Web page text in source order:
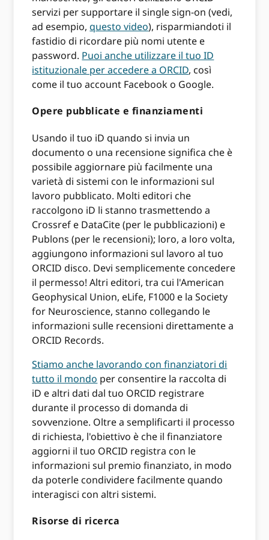
servizi per supportare il single sign-on (vedi,
ad esempio,questo video), risparmiandoti il ​​
fastidio di ricordare più nomi utente e
password. Puoi anche utilizzare il tuo ID
istituzionale per accedere a ORCID, così
come il tuo account Facebook o Google.
Opere pubblicate e finanziamenti
Usando il tuo iD quando si invia un
documento o una recensione significa che è
possibile aggiornare più facilmente una
varietà di sistemi con le informazioni sul
lavoro pubblicato. Molti editori che
raccolgono iD li stanno trasmettendo a
Crossref e DataCite (per le pubblicazioni) e
Publons (per le recensioni); loro, a loro volta,
aggiungono informazioni sul lavoro al tuo
ORCID disco. Devi semplicemente concedere
il permesso! Altri editori, tra cui l'American
Geophysical Union, eLife, F1000 e la Society
for Neuroscience, stanno collegando le
informazioni sulle recensioni direttamente a
ORCID Records.
Stiamo anche lavorando con finanziatori di
tutto il mondo per consentire la raccolta di
iD e altri dati dal tuo ORCID registrare
durante il processo di domanda di
sovvenzione. Oltre a semplificarti il ​​processo
di richiesta, l'obiettivo è che il finanziatore
aggiorni il tuo ORCID registra con le
informazioni sul premio finanziato, in modo
da poterle condividere facilmente quando
interagisci con altri sistemi.
Risorse di ricerca